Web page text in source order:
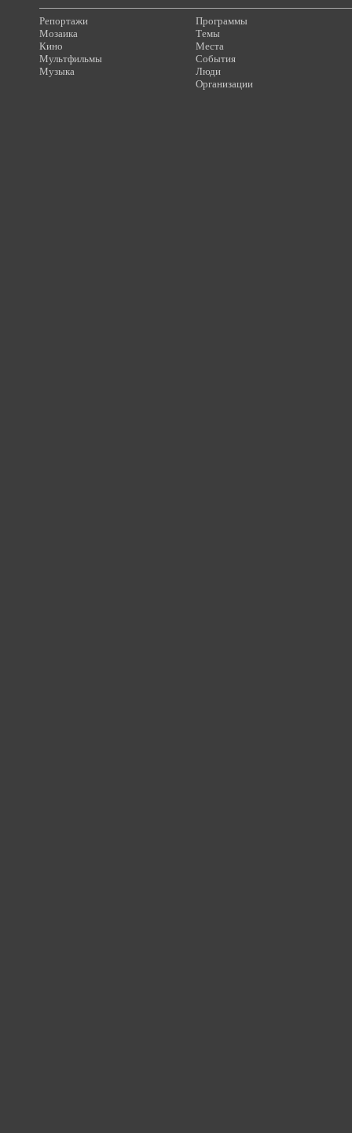
Репортажи
Мозаика
Кино
Мультфильмы
Музыка
Программы
Темы
Места
События
Люди
Организации